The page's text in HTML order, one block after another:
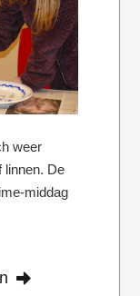
weer
linnen. De
middag